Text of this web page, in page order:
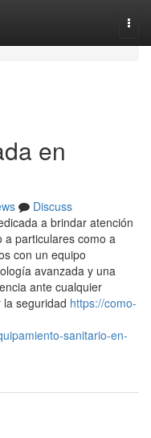
en
Discuss
a brindar atención
a particulares como a
con un equipo
avanzada y una
ante cualquier
seguridad https://como-
sanitario-en-